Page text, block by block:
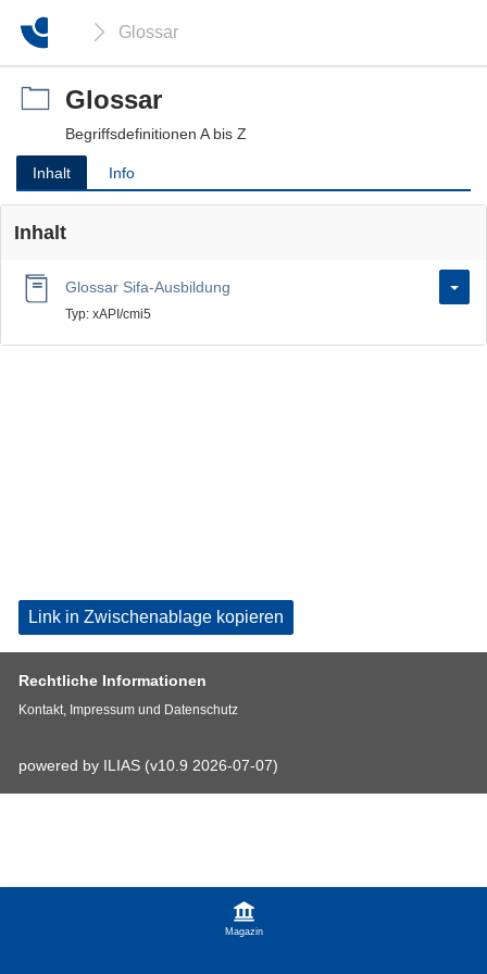
Glossar
Magazin
Glossar
Begriffsdefinitionen A bis Z
Inhalt Info
Inhalt
Glossar Sifa-Ausbildung
Typ: xAPI/cmi5
Link in Zwischenablage kopieren
Rechtliche Informationen
Kontakt, Impressum und Datenschutz
powered by ILIAS (v10.9 2026-07-07)